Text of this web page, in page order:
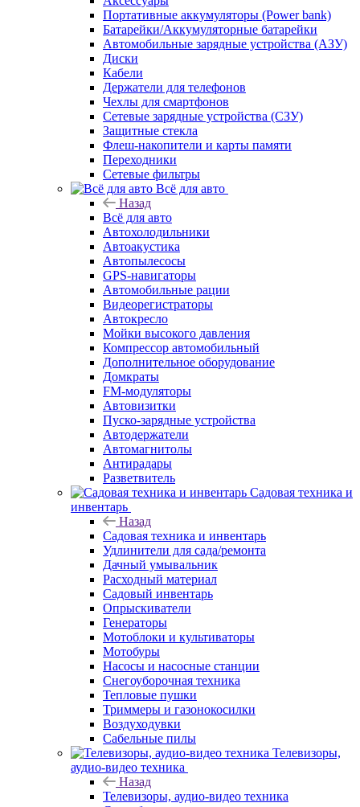
Портативные аккумуляторы (Power bank)
Батарейки/Аккумуляторные батарейки
Автомобильные зарядные устройства (АЗУ)
Диски
Кабели
Держатели для телефонов
Чехлы для смартфонов
Сетевые зарядные устройства (СЗУ)
Защитные стекла
Флеш-накопители и карты памяти
Переходники
Сетевые фильтры
Всё для авто
Назад
Всё для авто
Автохолодильники
Автоакустика
Автопылесосы
GPS-навигаторы
Автомобильные рации
Видеорегистраторы
Автокресло
Мойки высокого давления
Компрессор автомобильный
Дополнительное оборудование
Домкраты
FM-модуляторы
Автовизитки
Пуско-зарядные устройства
Автодержатели
Автомагнитолы
Антирадары
Разветвитель
Садовая техника и
инвентарь
Назад
Садовая техника и инвентарь
Удлинители для сада/ремонта
Дачный умывальник
Расходный материал
Садовый инвентарь
Опрыскиватели
Генераторы
Мотоблоки и культиваторы
Мотобуры
Насосы и насосные станции
Снегоуборочная техника
Тепловые пушки
Триммеры и газонокосилки
Воздуходувки
Сабельные пилы
Телевизоры,
аудио-видео техника
Назад
Телевизоры, аудио-видео техника